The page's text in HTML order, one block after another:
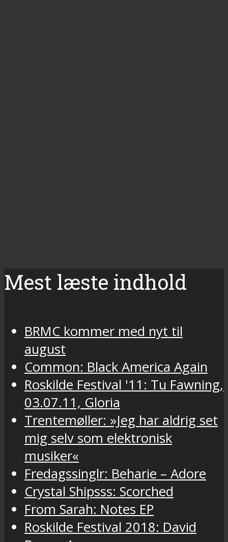
Mest læste indhold
BRMC kommer med nyt til
august
Common: Black America Again
Roskilde Festival '11: Tu Fawning,
03.07.11, Gloria
Trentemøller: »Jeg har aldrig set
mig selv som elektronisk
musiker«
Fredagssinglr: Beharie – Adore
Crystal Shipsss: Scorched
From Sarah: Notes EP
Roskilde Festival 2018: David